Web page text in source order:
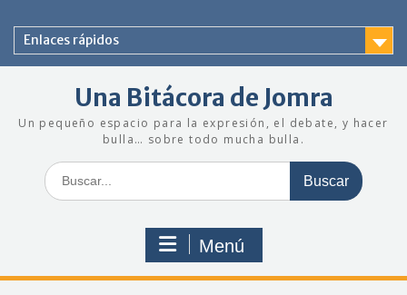
contenido
Enlaces rápidos
Una Bitácora de Jomra
Un pequeño espacio para la expresión, el debate, y hacer
bulla… sobre todo mucha bulla.
Buscar:
Menú